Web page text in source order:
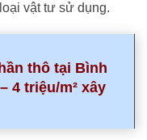
vật tư sử dụng.
thô tại Bình
4 triệu/m² xây